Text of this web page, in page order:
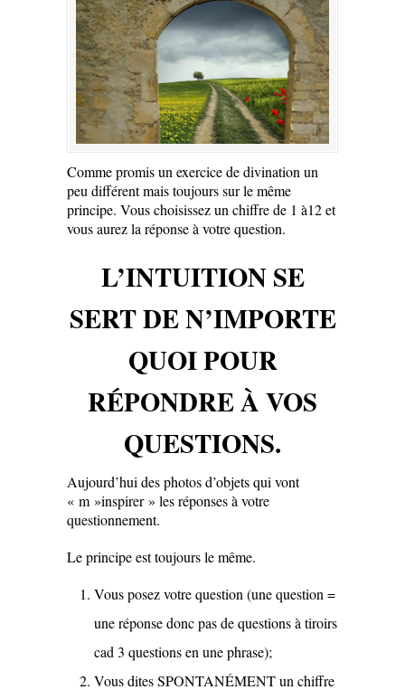
Comme promis un exercice de divination un
peu différent mais toujours sur le même
principe. Vous choisissez un chiffre de 1 à12 et
vous aurez la réponse à votre question.
L’INTUITION SE
SERT DE N’IMPORTE
QUOI POUR
RÉPONDRE À VOS
QUESTIONS.
Aujourd’hui des photos d’objets qui vont
« m »inspirer » les réponses à votre
questionnement.
Le principe est toujours le même.
Vous posez votre question (une question =
une réponse donc pas de questions à tiroirs
cad 3 questions en une phrase);
Vous dites SPONTANÉMENT un chiffre